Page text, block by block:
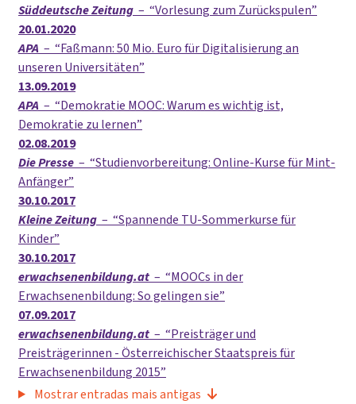
Süddeutsche Zeitung –
Vorlesung zum Zurückspulen
20.01.2020
APA –
Faßmann: 50 Mio. Euro für Digitalisierung an
unseren Universitäten
13.09.2019
APA –
Demokratie MOOC: Warum es wichtig ist,
Demokratie zu lernen
02.08.2019
Die Presse –
Studienvorbereitung: Online-Kurse für Mint-
Anfänger
30.10.2017
Kleine Zeitung –
Spannende TU-Sommerkurse für
Kinder
30.10.2017
erwachsenenbildung.at –
MOOCs in der
Erwachsenenbildung: So gelingen sie
07.09.2017
erwachsenenbildung.at –
Preisträger und
Preisträgerinnen - Österreichischer Staatspreis für
Erwachsenenbildung 2015
Mostrar entradas mais antigas